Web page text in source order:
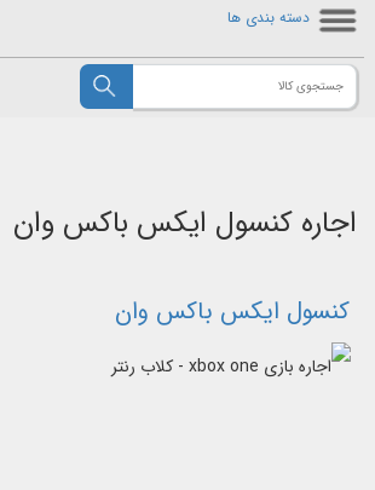
دسته بندی ها
اجاره کنسول ایکس باکس وان
کنسول ایکس باکس وان